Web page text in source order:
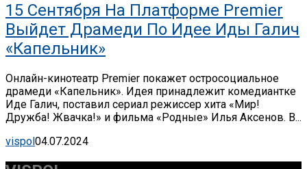
15 Сентября На Платформе Premier
Выйдет Драмеди По Идее Иды Галич
«Капельник»
Онлайн-кинотеатр Premier покажет остросоциальное
драмеди «Капельник». Идея принадлежит комедиантке
Иде Галич, поставил сериал режиссер хита «Мир!
Дружба! Жвачка!» и фильма «Родные» Илья Аксенов. В...
vispol 04.07.2024